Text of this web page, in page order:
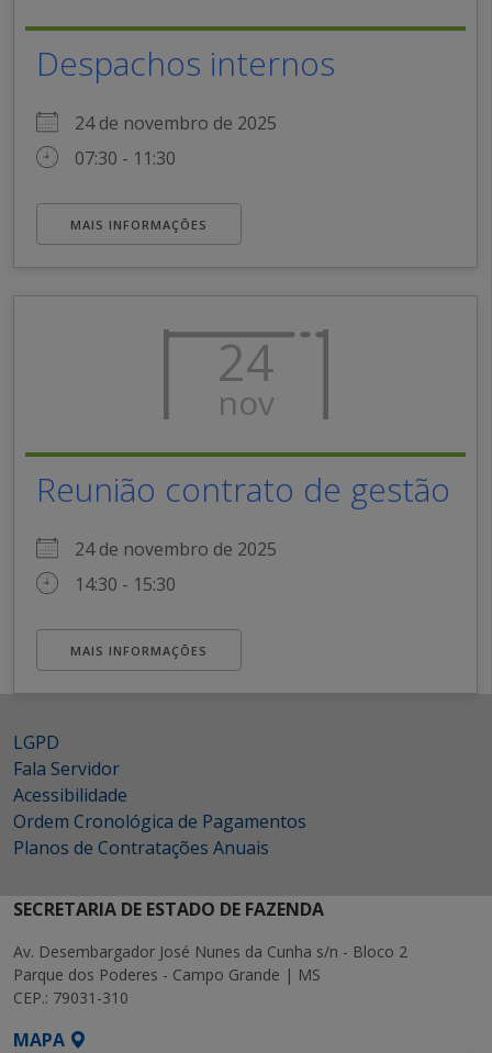
Despachos internos
24 de novembro de 2025
07:30 - 11:30
MAIS INFORMAÇÕES
24
nov
Reunião contrato de gestão
24 de novembro de 2025
14:30 - 15:30
MAIS INFORMAÇÕES
LGPD
Fala Servidor
Acessibilidade
Ordem Cronológica de Pagamentos
Planos de Contratações Anuais
SECRETARIA DE ESTADO DE FAZENDA
Av. Desembargador José Nunes da Cunha s/n - Bloco 2
Parque dos Poderes - Campo Grande | MS
CEP.: 79031-310
MAPA